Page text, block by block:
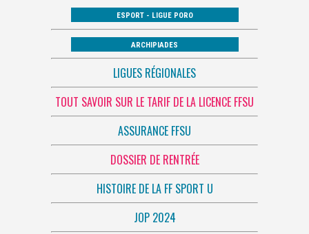
ESPORT - LIGUE PORO
ARCHIPIADES
LIGUES RÉGIONALES
TOUT SAVOIR SUR LE TARIF DE LA LICENCE FFSU
ASSURANCE FFSU
DOSSIER DE RENTRÉE
HISTOIRE DE LA FF SPORT U
JOP 2024